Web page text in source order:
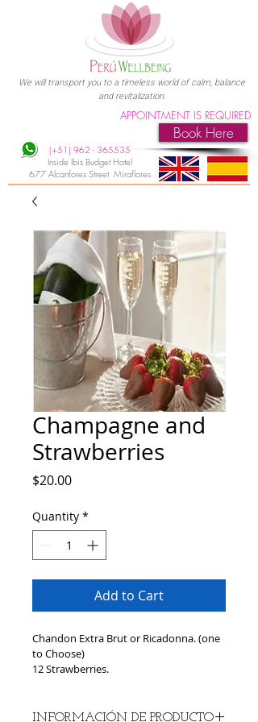
We will transport you to a timeless world of calm, balance
and revitalization.
APPOINTMENT IS REQUIRED
(+51) 962 - 365535
Inside Ibis Budget Hotel
677 Alcanfores Street Miraflores
Book Here
Champagne and
Strawberries
$20.00Price
Quantity *
Add to Cart
Chandon Extra Brut or Ricadonna. (one
to Choose)
12 Strawberries.
INFORMACIÓN DE PRODUCTO